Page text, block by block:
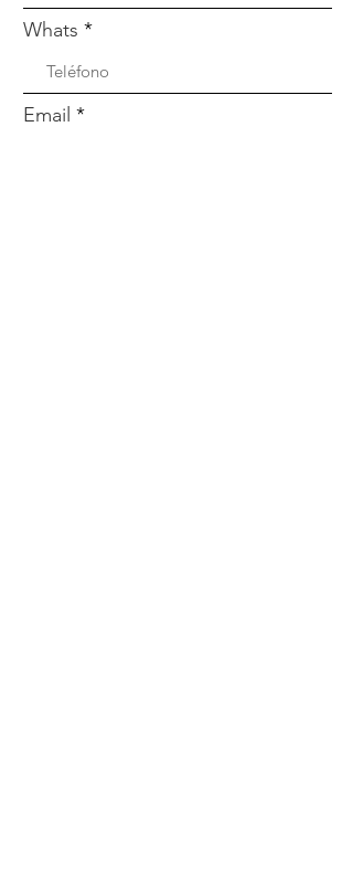
Whats
Email